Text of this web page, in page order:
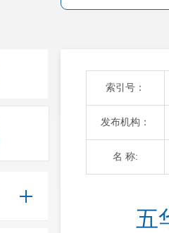
索引号：
发布机构：
名 称:
五